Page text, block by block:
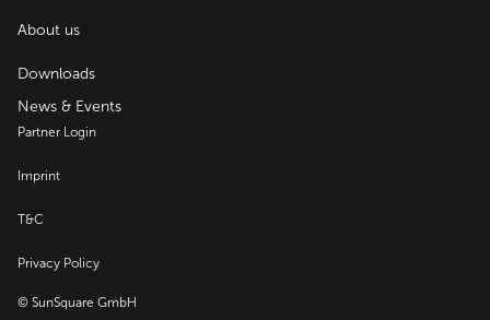
About us
Downloads
News & Events
Partner Login
Imprint
T&C
Privacy Policy
© SunSquare GmbH